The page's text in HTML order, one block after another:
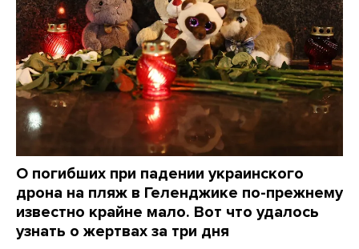
О погибших при падении украинского
дрона на пляж в Геленджике по-прежнему
известно крайне мало. Вот что удалось
узнать о жертвах за три дня